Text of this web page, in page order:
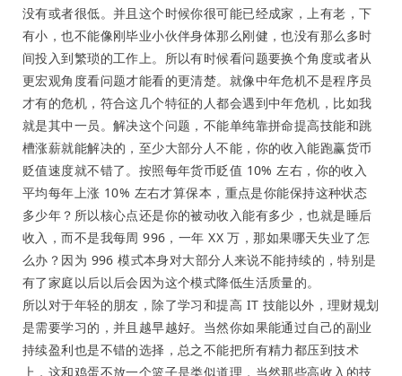
没有或者很低。并且这个时候你很可能已经成家，上有老，下
有小，也不能像刚毕业小伙伴身体那么刚健，也没有那么多时
间投入到繁琐的工作上。所以有时候看问题要换个角度或者从
更宏观角度看问题才能看的更清楚。就像中年危机不是程序员
才有的危机，符合这几个特征的人都会遇到中年危机，比如我
就是其中一员。解决这个问题，不能单纯靠拼命提高技能和跳
槽涨薪就能解决的，至少大部分人不能，你的收入能跑赢货币
贬值速度就不错了。按照每年货币贬值 10% 左右，你的收入
平均每年上涨 10% 左右才算保本，重点是你能保持这种状态
多少年？所以核心点还是你的被动收入能有多少，也就是睡后
收入，而不是我每周 996，一年 XX 万，那如果哪天失业了怎
么办？因为 996 模式本身对大部分人来说不能持续的，特别是
有了家庭以后以后会因为这个模式降低生活质量的。
所以对于年轻的朋友，除了学习和提高 IT 技能以外，理财规划
是需要学习的，并且越早越好。当然你如果能通过自己的副业
持续盈利也是不错的选择，总之不能把所有精力都压到技术
上，这和鸡蛋不放一个篮子是类似道理，当然那些高收入的技